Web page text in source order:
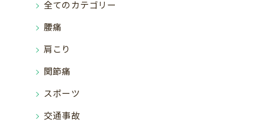
全てのカテゴリー
腰痛
肩こり
関節痛
スポーツ
交通事故